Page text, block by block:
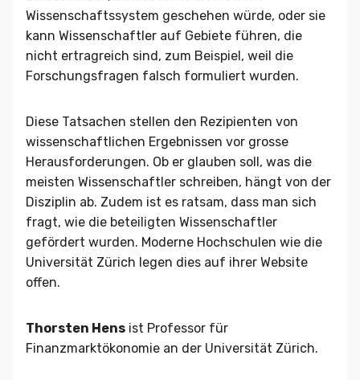
Wissenschaftssystem geschehen würde, oder sie
kann Wissenschaftler auf Gebiete führen, die
nicht ertragreich sind, zum Beispiel, weil die
Forschungsfragen falsch formuliert wurden.
Diese Tatsachen stellen den Rezipienten von
wissenschaftlichen Ergebnissen vor grosse
Herausforderungen. Ob er glauben soll, was die
meisten Wissenschaftler schreiben, hängt von der
Disziplin ab. Zudem ist es ratsam, dass man sich
fragt, wie die beteiligten Wissenschaftler
gefördert wurden. Moderne Hochschulen wie die
Universität Zürich legen dies auf ihrer Website
offen.
Thorsten Hens ist Professor für
Finanzmarktökonomie an der Universität Zürich.